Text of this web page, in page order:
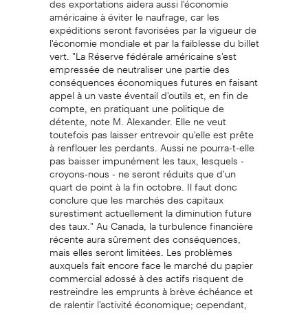
américaine à éviter le naufrage, car les
expéditions seront favorisées par la vigueur de
l'économie mondiale et par la faiblesse du billet
vert. "La Réserve fédérale américaine s'est
empressée de neutraliser une partie des
conséquences économiques futures en faisant
appel à un vaste éventail d'outils et, en fin de
compte, en pratiquant une politique de
détente, note M. Alexander. Elle ne veut
toutefois pas laisser entrevoir qu'elle est prête
à renflouer les perdants. Aussi ne pourra-t-elle
pas baisser impunément les taux, lesquels -
croyons-nous - ne seront réduits que d'un
quart de point à la fin octobre. Il faut donc
conclure que les marchés des capitaux
surestiment actuellement la diminution future
des taux." Au Canada, la turbulence financière
récente aura sûrement des conséquences,
mais elles seront limitées. Les problèmes
auxquels fait encore face le marché du papier
commercial adossé à des actifs risquent de
restreindre les emprunts à brève échéance et
de ralentir l'activité économique; cependant,